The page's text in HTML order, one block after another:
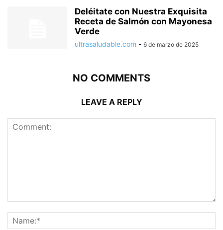
Deléitate con Nuestra Exquisita
Receta de Salmón con Mayonesa
Verde
ultrasaludable.com - 6 de marzo de 2025
NO COMMENTS
LEAVE A REPLY